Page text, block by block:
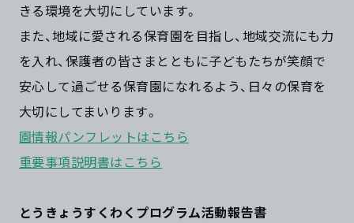
きる環境を大切にしています。
また、地域に愛される保育園を目指し、地域交流にも力
を入れ、保護者の皆さまとともに子どもたちが笑顔で
安心して過ごせる保育園になれるよう、日々の保育を
大切にしてまいります。
園情報パンフレットはこちら
重要事項説明書はこちら
とうきょうすくわくプログラム活動報告書